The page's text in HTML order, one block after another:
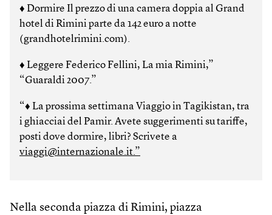
♦ Dormire Il prezzo di una camera doppia al Grand
hotel di Rimini parte da 142 euro a notte
(grandhotelrimini.com).
♦ Leggere Federico Fellini, La mia Rimini,”
“Guaraldi 2007.”
“♦ La prossima settimana Viaggio in Tagikistan, tra
i ghiacciai del Pamir. Avete suggerimenti su tariffe,
posti dove dormire, libri? Scrivete a
viaggi@internazionale.it.”
Nella seconda piazza di Rimini, piazza